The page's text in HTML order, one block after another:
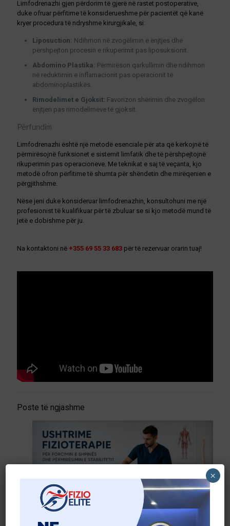
Limfodrenazhi gjen përdorim të gjerë në rastet postoperative,
duke ofruar përfitime të konsiderueshme për pacientët që kanë
kryer procedura të ndryshme kirurgjikale, si:
Liposuction: Ndihmon në zvogëlimin e ënjtjes dhe
përshpejton procesin e rikuperimit pas liposuksionit.
Abdomino Plastika: Përmirëson qarkullimin dhe ndihmon
në reduktimin e inflamacionit pas operacionit të
abdominoplastikës.
Rimodelimet e Gjoksit: Favorizon shërimin dhe zvogëlon
ënjtjen pas rimodelimeve të gjoksit.
Përfundim
Limfodrenazhi është një metodë esenciale për ata që kërkojnë të
përmirësojnë funksionet e sistemit limfatik dhe të përshpejtojnë
rikuperimin pas operacioneve. Me teknikat e saj të veçanta, kjo
metodë ofron përfitime të shumta për shëndetin dhe mirëqenien e
përgjithshme.
Nëse jeni duke konsideruar limfodrenazhin, konsultohuni me një
profesionist të kualifikuar për të zbuluar se si kjo metodë mund të
jetë e dobishme për ju.
Na kontaktoni në +355 69 55 33 683 për të rezervuar orarin tuaj!
Poste të ngjashme
×